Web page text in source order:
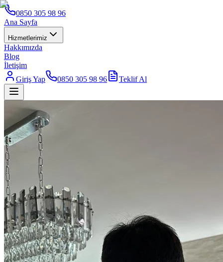
0850 305 98 96
Ana Sayfa
Hizmetlerimiz
Hakkımızda
Blog
İletişim
Giriş Yap
0850 305 98 96 Teklif Al